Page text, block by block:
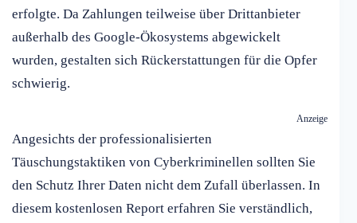
erfolgte. Da Zahlungen teilweise über Drittanbieter
außerhalb des Google-Ökosystems abgewickelt
wurden, gestalten sich Rückerstattungen für die Opfer
schwierig.
Anzeige
Angesichts der professionalisierten
Täuschungstaktiken von Cyberkriminellen sollten Sie
den Schutz Ihrer Daten nicht dem Zufall überlassen. In
diesem kostenlosen Report erfahren Sie verständlich,